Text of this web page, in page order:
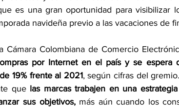
es una gran oportunidad para visibilizar
navideña previo a las vacaciones de
Cámara Colombiana de Comercio
por Internet en el país y se
19% frente al 2021, según cifras del
que las marcas trabajen en una
sus objetivos, más aún cuando los